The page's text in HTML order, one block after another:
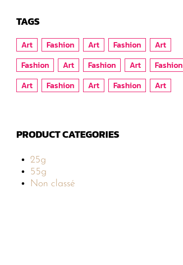
TAGS
Art Fashion Art Fashion
Art
Fashion
Art Fashion Art
Fashion
Art
Fashion Art Fashion Art
PRODUCT CATEGORIES
25g
55g
Non classé